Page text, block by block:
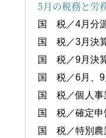
5月の税務と労
国 税／
国 税／3月
国 税
国 税／6月、9
国 税／個人
国 税／確
国 税／